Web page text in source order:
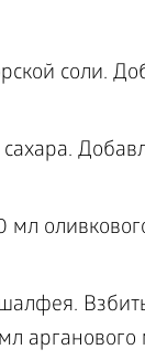
соли.
мл